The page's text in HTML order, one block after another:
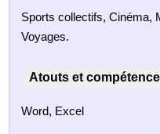
Sports collectifs, Cinéma,
Voyages.
Atouts et
Word, Excel